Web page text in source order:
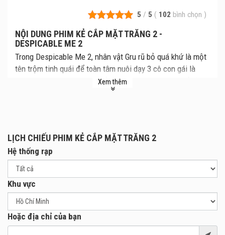
5 / 5 ( 102 bình chọn )
NỘI DUNG PHIM KẺ CẮP MẶT TRĂNG 2 -
DESPICABLE ME 2
Trong Despicable Me 2, nhân vật Gru rũ bỏ quá khứ là một
tên trộm tinh quái để toàn tâm nuôi dạy 3 cô con gái là
Margo, Edith và Agnes. Thế nhưng ngay khi Gru quyết định
lui về với gia đình và trở thành một người cha mẫu mực thì
phi vụ âm mưu đình đám đang diễn ra. Và thế là, quái kiệt
Gru một thời lại trở lại với thế giới để khẳng định vị trí bất
khả chiến bại của mình.
Xem thêm
LỊCH CHIẾU PHIM KẺ CẮP MẶT TRĂNG 2
Hệ thống rạp
Khu vực
Hoặc địa chỉ của bạn